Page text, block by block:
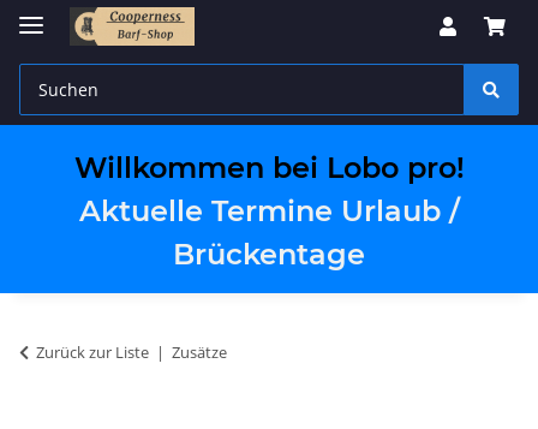
Willkommen bei Lobo pro!
Aktuelle Termine Urlaub /
Brückentage
Zurück zur Liste Zusätze